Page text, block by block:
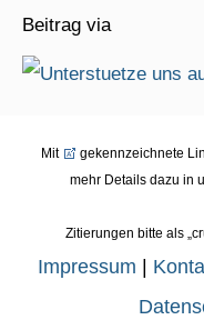
Beitrag via
Mit
gekennzeichnete
mehr Details dazu in
Zitierungen bitte als
Impressum |